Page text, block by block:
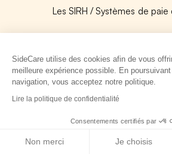
Les SIRH / Systèmes de
Se connecter
Centre d'aide
Nous contacter
Notre équipe
Témoignages
SideCare utilise des cookies afin de vous
meilleure expérience possible. En
navigation, vous acceptez notre politique.
Lire la politique de confidentialité
Consentements certifiés par
Non merci Je choisis